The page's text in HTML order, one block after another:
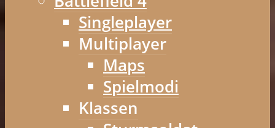
Singleplayer
Multiplayer
Maps
Spielmodi
Klassen